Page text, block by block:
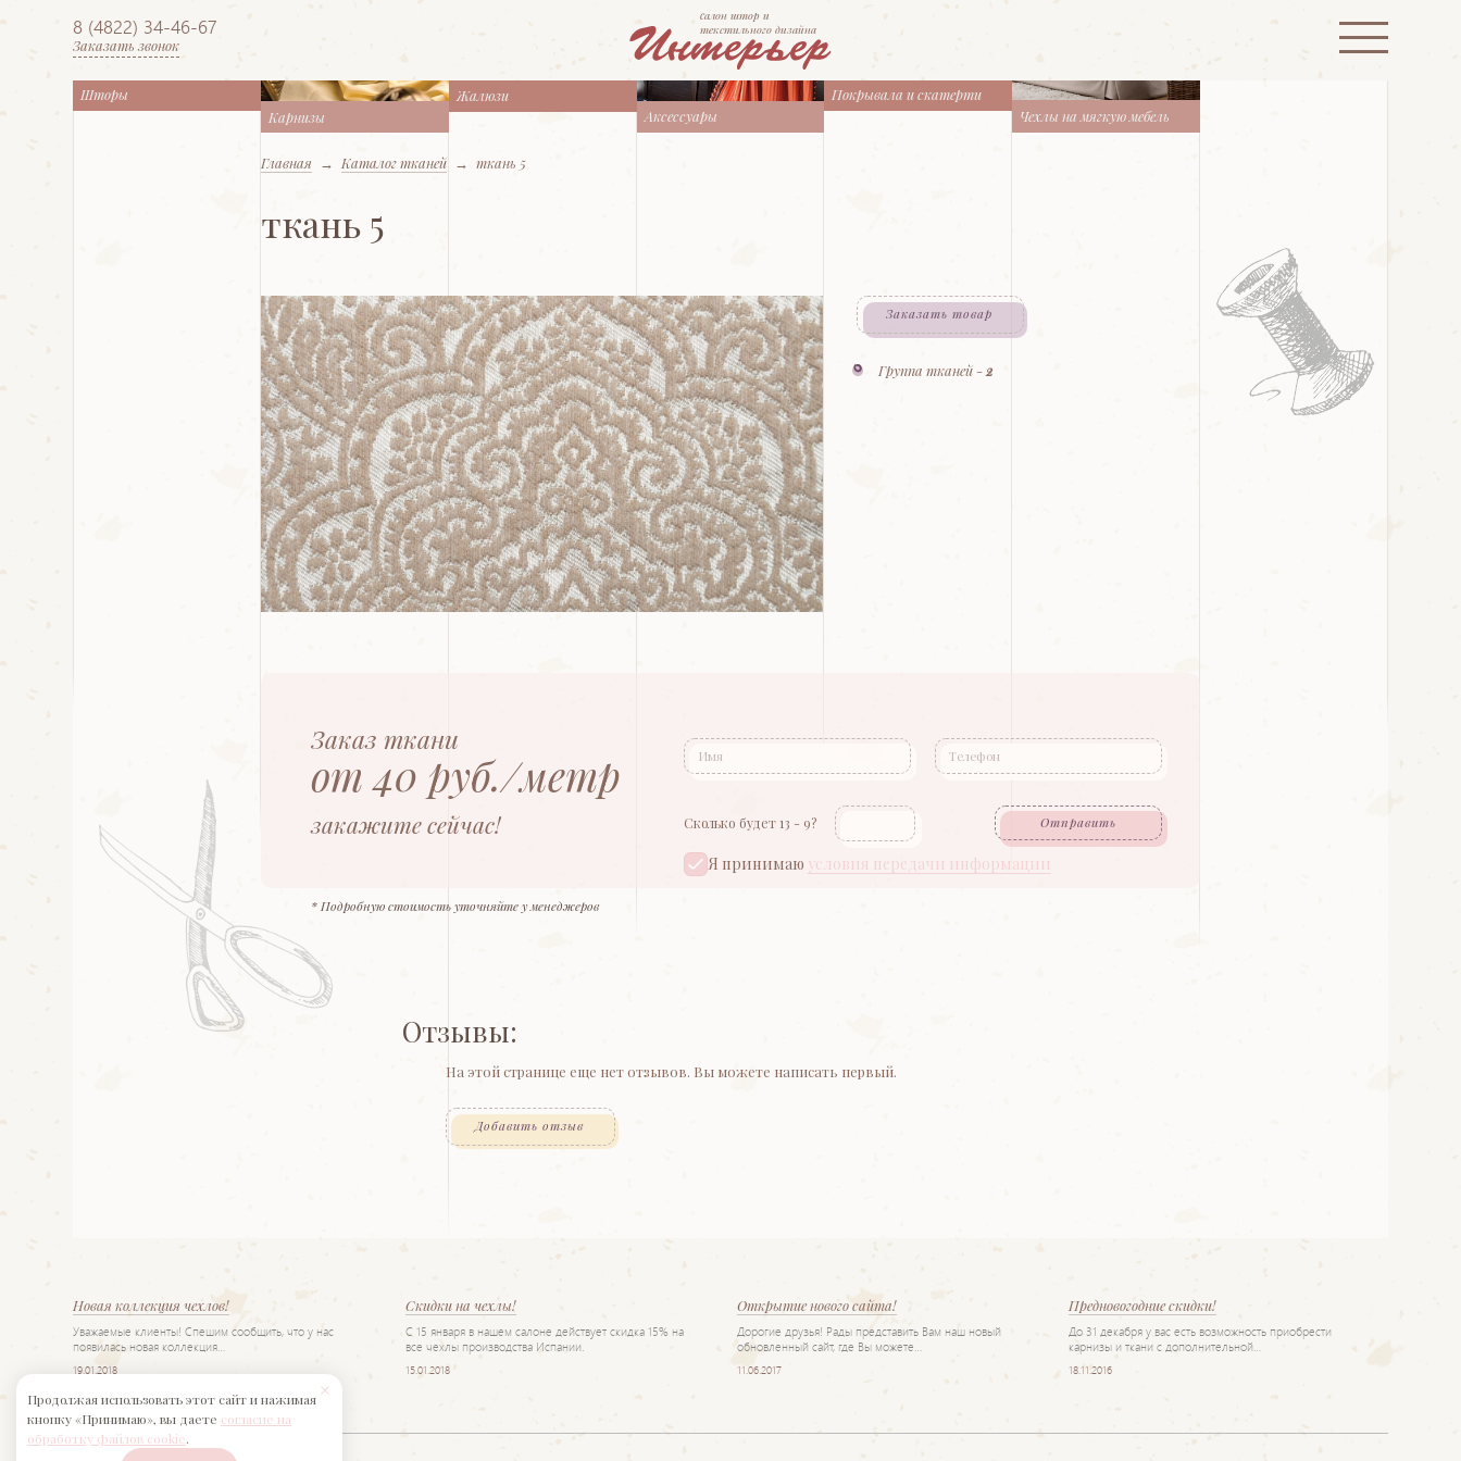
8 (4822) 34-46-67
Заказать звонок
cалон штор и
текстильного дизайна
Шторы
Карнизы
Жалюзи
Аксессуары
Покрывала и скатерти
Чехлы на мягкую мебель
Главная → Каталог тканей → ткань 5
ткань 5
Заказать товар
Группа тканей -2
Заказ ткани
от 40 руб./метр
закажите сейчас! Сколько будет 13 - 9? Отправить
Я принимаю условия передачи информации
* Подробную стоимость уточняйте у менеджеров
Отзывы:
На этой странице еще нет отзывов. Вы можете написать первый.
Добавить отзыв
Новая коллекция чехлов!
Уважаемые клиенты! Спешим сообщить, что у нас
появилась новая коллекция…
19.01.2018
Скидки на чехлы!
С 15 января в нашем салоне действует скидка 15% на
все чехлы производства Испании.
15.01.2018
Открытие нового сайта!
Дорогие друзья! Рады представить Вам наш новый
обновленный сайт, где Вы можете…
11.06.2017
Предновогодние скидки!
До 31 декабря у вас есть возможность приобрести
карнизы и ткани с дополнительной…
18.11.2016
Продолжая использовать этот сайт и нажимая
кнопку «Принимаю», вы даете согласие на
обработку файлов cookie.